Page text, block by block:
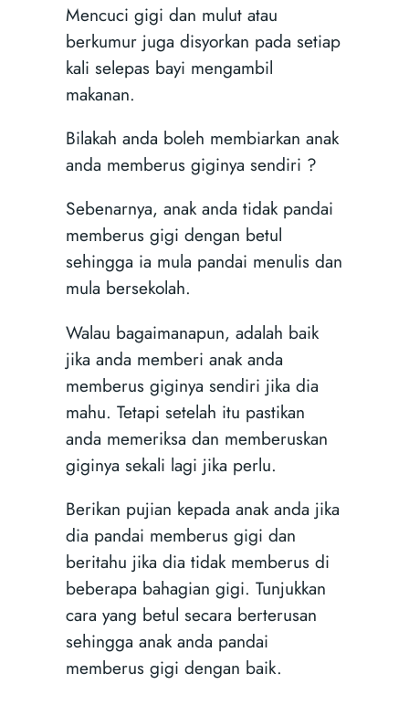
Mencuci gigi dan mulut atau
berkumur juga disyorkan pada setiap
kali selepas bayi mengambil
makanan.
Bilakah anda boleh membiarkan anak
anda memberus giginya sendiri ?
Sebenarnya, anak anda tidak pandai
memberus gigi dengan betul
sehingga ia mula pandai menulis dan
mula bersekolah.
Walau bagaimanapun, adalah baik
jika anda memberi anak anda
memberus giginya sendiri jika dia
mahu. Tetapi setelah itu pastikan
anda memeriksa dan memberuskan
giginya sekali lagi jika perlu.
Berikan pujian kepada anak anda jika
dia pandai memberus gigi dan
beritahu jika dia tidak memberus di
beberapa bahagian gigi. Tunjukkan
cara yang betul secara berterusan
sehingga anak anda pandai
memberus gigi dengan baik.